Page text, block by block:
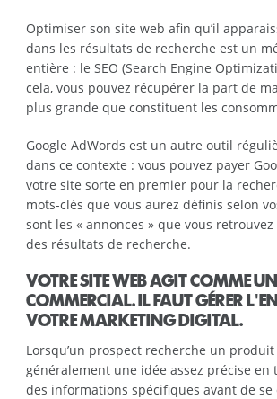
Optimiser son site web afin qu’il
dans les résultats de recherche est un
entière : le SEO (Search Engine
cela, vous pouvez récupérer la part de
plus grande que constituent les
Google AdWords est un autre outil
dans ce contexte : vous pouvez payer
votre site sorte en premier pour la
mots-clés que vous aurez définis selon
sont les « annonces » que vous
des résultats de recherche.
VOTRE SITE WEB AGIT COMME
COMMERCIAL. IL FAUT GÉRER
VOTRE MARKETING DIGITAL.
Lorsqu’un prospect recherche un
généralement une idée assez précise en
des informations spécifiques avant de se